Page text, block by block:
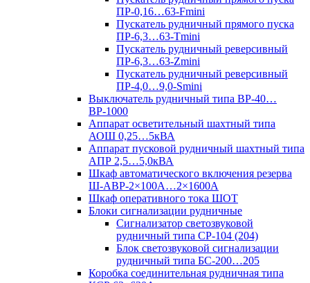
ПР-0,16…63-Fmini
Пускатель рудничный прямого пуска
ПР-6,3…63-Tmini
Пускатель рудничный реверсивный
ПР-6,3…63-Zmini
Пускатель рудничный реверсивный
ПР-4,0…9,0-Smini
Выключатель рудничный типа ВР-40…
ВР-1000
Аппарат осветительный шахтный типа
АОШ 0,25…5кВА
Аппарат пусковой рудничный шахтный типа
АПР 2,5…5,0кВА
Шкаф автоматического включения резерва
Ш-АВР-2×100А…2×1600А
Шкаф оперативного тока ШОТ
Блоки сигнализации рудничные
Сигнализатор светозвуковой
рудничный типа СР-104 (204)
Блок светозвуковой сигнализации
рудничный типа БС-200…205
Коробка соединительная рудничная типа